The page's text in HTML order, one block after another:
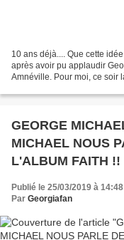
10 ans déjà.... Que cette
après avoir pu applaudir
Amnéville. Pour moi, ce soir
GEORGE
MICHAEL NOUS
L'ALBUM FAITH !!
Publié le 25/03/2019 à 14:48
Par Georgiafan